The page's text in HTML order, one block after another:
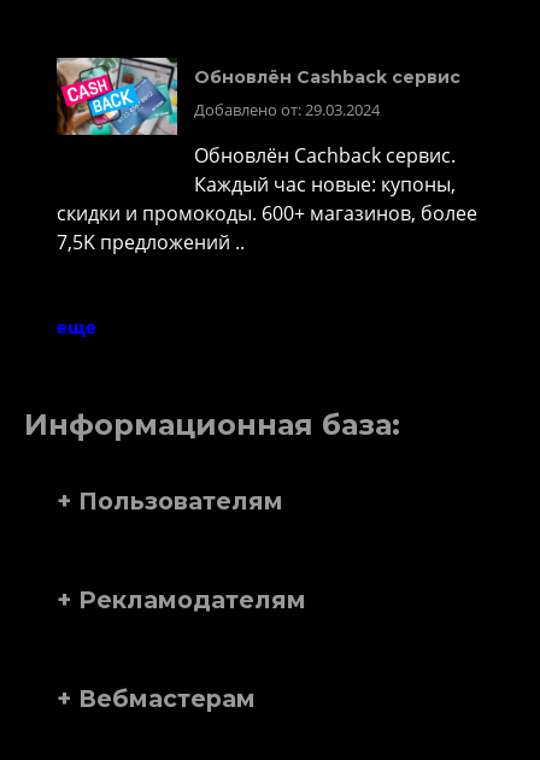
Обновлён Cashback сервис
Добавлено от: 29.03.2024
Обновлён Cachback сервис.
Каждый час новые: купоны,
скидки и промокоды. 600+ магазинов, более
7,5K предложений ..
еще
Информационная база:
+ Пользователям
+ Рекламодателям
+ Вебмастерам